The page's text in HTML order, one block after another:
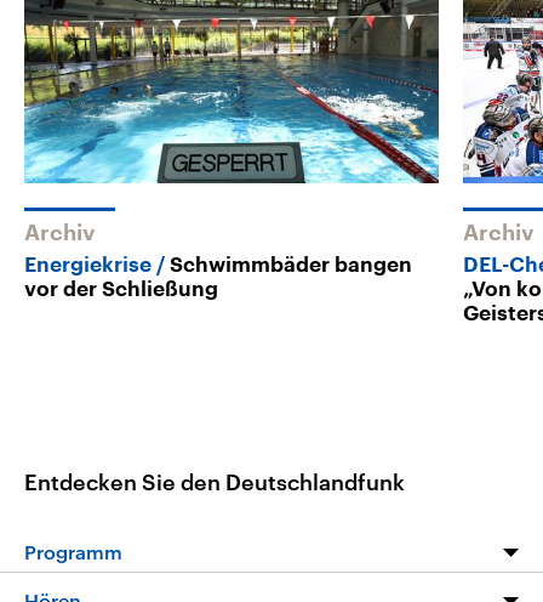
Archiv
Energiekrise
Schwimmbäder bangen
vor der Schließung
Archiv
DEL-
„Von
Entdecken Sie den Deutschlandfunk
Programm
Programm